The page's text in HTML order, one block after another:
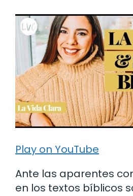
Play on YouTube
Ante las aparentes
en los textos bíblicos